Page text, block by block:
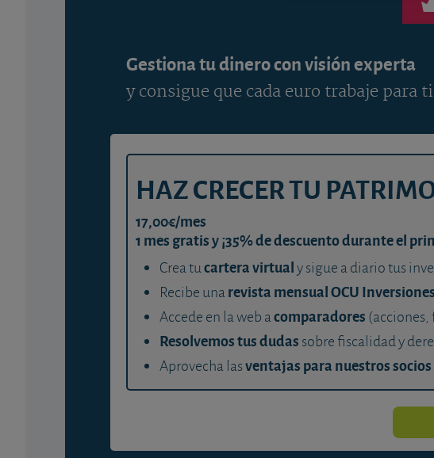
Gestiona tu dinero con visión experta
y consigue que cada euro trabaje para ti
HAZ CRECER TU
17,00€/mes
1 mes gratis y ¡35% de descuento durante el
Crea tucartera virtualy sigue a diario tus
Recibe unarevista mensual OCU Inversiones
Accede en la web acomparadores (acciones,
Resolvemos tus dudas sobre fiscalidad y
Aprovecha lasventajas para nuestros socios